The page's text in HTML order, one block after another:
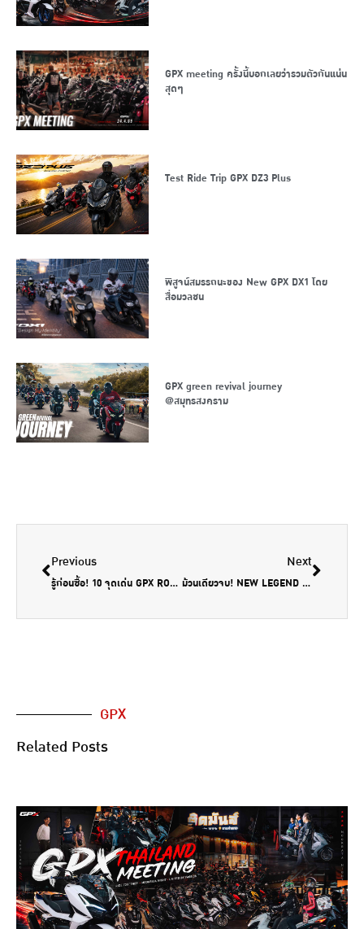
GPX meeting ครั้งนี้บอกเลยว่ารวมตัวกันแน่น
สุดๆ
Test Ride Trip GPX DZ3 Plus
พิสูจน์สมรรถนะของ New GPX DX1 โดย
สื่อมวลชน
GPX green revival journey
@สมุทรสงคราม
Previous
รู้ก่อนซื้อ! 10 จุดเด่น GPX ROCK ที่คุณจะต้องหลงร็อคคค!
Next
ม้วนเดียวจบ! NEW LEGEND 150FI อัพเกรดอะไรบ้าง? ไปดู!
GPX
Related Posts